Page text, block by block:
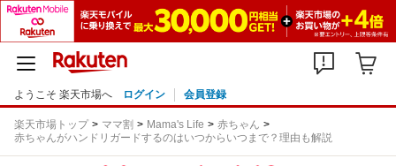
ようこそ 楽天市場へ ログイン 会員登録
楽天市場トップ ママ割 Mama's Life
赤ちゃん
赤ちゃんがハンドリガードするのはいつからいつまで？理由も解説